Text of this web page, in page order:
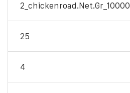
2_chickenroad.net.gr_10000
25
4